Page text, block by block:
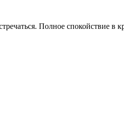
Полное спокойствие в